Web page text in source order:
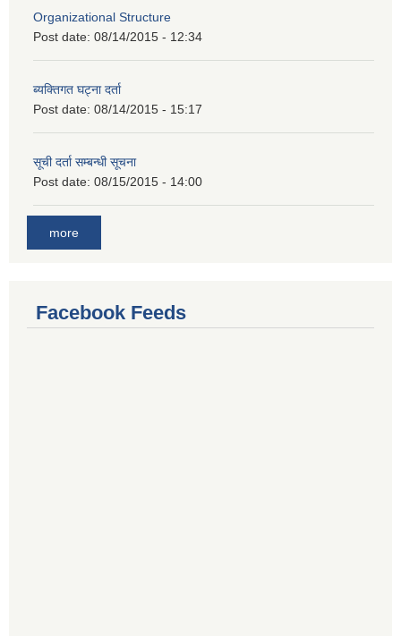
Organizational Structure
Post date: 08/14/2015 - 12:34
ब्यक्तिगत घट्ना दर्ता
Post date: 08/14/2015 - 15:17
सूची दर्ता सम्बन्धी सूचना
Post date: 08/15/2015 - 14:00
more
Facebook Feeds